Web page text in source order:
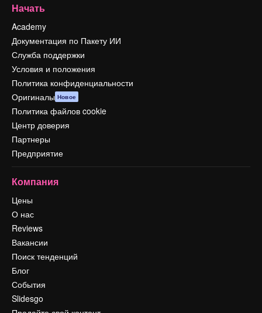
Начать
Academy
Документация по Пакету ИИ
Служба поддержки
Условия и положения
Политика конфиденциальности
Оригиналы Новое
Политика файлов cookie
Центр доверия
Партнеры
Предприятие
Компания
Цены
О нас
Reviews
Вакансии
Поиск тенденций
Блог
События
Slidesgo